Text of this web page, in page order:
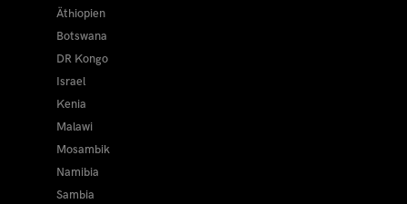
Äthiopien
Botswana
DR Kongo
Israel
Kenia
Malawi
Mosambik
Namibia
Sambia